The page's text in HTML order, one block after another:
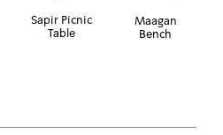
Sapir Picnic
Table
Maagan
Bench